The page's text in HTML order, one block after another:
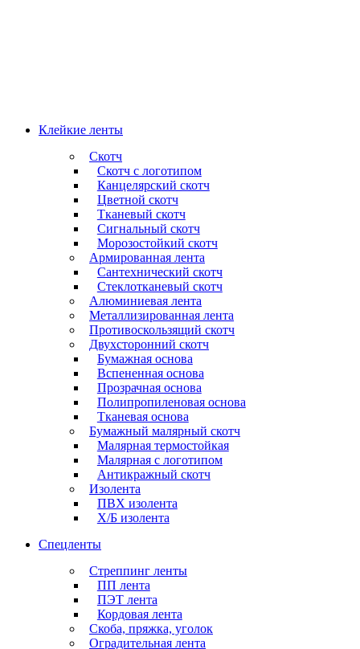
Клейкие ленты
Скотч
Скотч с логотипом
Канцелярский скотч
Цветной скотч
Тканевый скотч
Сигнальный скотч
Морозостойкий скотч
Армированная лента
Сантехнический скотч
Стеклотканевый скотч
Алюминиевая лента
Металлизированная лента
Противоскользящий скотч
Двухсторонний скотч
Бумажная основа
Вспененная основа
Прозрачная основа
Полипропиленовая основа
Тканевая основа
Бумажный малярный скотч
Малярная термостойкая
Малярная с логотипом
Антикражный скотч
Изолента
ПВХ изолента
Х/Б изолента
Спецленты
Стреппинг ленты
ПП лента
ПЭТ лента
Кордовая лента
Скоба, пряжка, уголок
Оградительная лента